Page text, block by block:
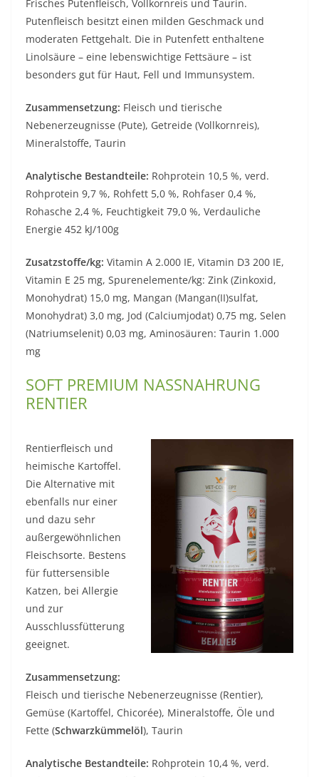
Frisches Putenfleisch, Vollkornreis und Taurin.
Putenfleisch besitzt einen milden Geschmack und
moderaten Fettgehalt. Die in Putenfett enthaltene
Linolsäure – eine lebenswichtige Fettsäure – ist
besonders gut für Haut, Fell und Immunsystem.
Zusammensetzung: Fleisch und tierische
Nebenerzeugnisse (Pute), Getreide (Vollkornreis),
Mineralstoffe, Taurin
Analytische Bestandteile: Rohprotein 10,5 %, verd.
Rohprotein 9,7 %, Rohfett 5,0 %, Rohfaser 0,4 %,
Rohasche 2,4 %, Feuchtigkeit 79,0 %, Verdauliche
Energie 452 kJ/100g
Zusatzstoffe/kg: Vitamin A 2.000 IE, Vitamin D3 200 IE,
Vitamin E 25 mg, Spurenelemente/kg: Zink (Zinkoxid,
Monohydrat) 15,0 mg, Mangan (Mangan(II)sulfat,
Monohydrat) 3,0 mg, Jod (Calciumjodat) 0,75 mg, Selen
(Natriumselenit) 0,03 mg, Aminosäuren: Taurin 1.000
mg
SOFT PREMIUM NASSNAHRUNG
RENTIER
Rentierfleisch und
heimische Kartoffel.
Die Alternative mit
ebenfalls nur einer
und dazu sehr
außergewöhnlichen
Fleischsorte. Bestens
für futtersensible
Katzen, bei Allergie
und zur
Ausschlussfütterung
geeignet.
Zusammensetzung:
Fleisch und tierische Nebenerzeugnisse (Rentier),
Gemüse (Kartoffel, Chicorée), Mineralstoffe, Öle und
Fette (Schwarzkümmelöl), Taurin
Analytische Bestandteile: Rohprotein 10,4 %, verd.